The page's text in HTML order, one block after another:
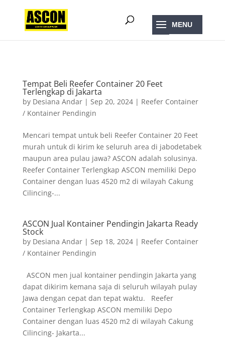
Tempat Beli Reefer Container 20 Feet
Terlengkap di Jakarta
by Desiana Andar| Sep 20, 2024| Reefer Container
/ Kontainer Pendingin
Mencari tempat untuk beli Reefer Container 20 Feet
murah untuk di kirim ke seluruh area di jabodetabek
maupun area pulau jawa? ASCON adalah solusinya.
Reefer Container Terlengkap ASCON memiliki Depo
Container dengan luas 4520 m2 di wilayah Cakung
Cilincing-...
ASCON Jual Kontainer Pendingin Jakarta Ready
Stock
by Desiana Andar| Sep 18, 2024| Reefer Container
/ Kontainer Pendingin
ASCON men jual kontainer pendingin Jakarta yang
dapat dikirim kemana saja di seluruh wilayah pulay
Jawa dengan cepat dan tepat waktu. Reefer
Container Terlengkap ASCON memiliki Depo
Container dengan luas 4520 m2 di wilayah Cakung
Cilincing- Jakarta...